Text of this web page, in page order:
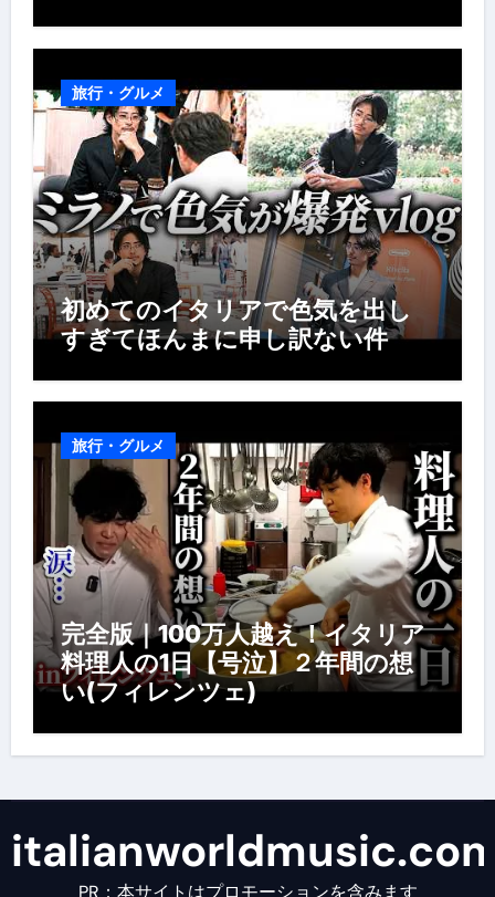
旅行・グルメ
初めてのイタリアで色気を出し
すぎてほんまに申し訳ない件
旅行・グルメ
完全版｜100万人越え！イタリア
料理人の1日【号泣】２年間の想
い(フィレンツェ)
PR：本サイトはプロモーションを含みます